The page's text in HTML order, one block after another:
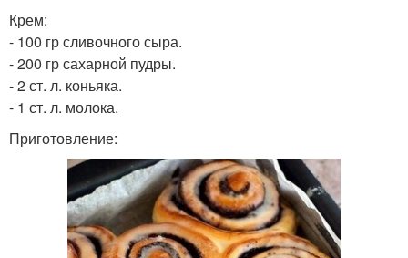
Крем:
- 100 гр сливочного сыра.
- 200 гр сахарной пудры.
- 2 ст. л. коньяка.
- 1 ст. л. молока.
Приготовление: